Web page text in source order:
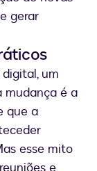
gerar
um
mudança é a
que a
esse mito